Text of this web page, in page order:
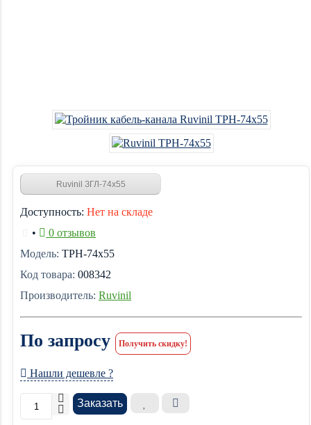
Ruvinil ЗГЛ-74х55
Доступность: Нет на складе
•
0 отзывов
Модель: ТРН-74х55
Код товара: 008342
Производитель: Ruvinil
По запросу Получить скидку!
Нашли дешевле ?
Заказать